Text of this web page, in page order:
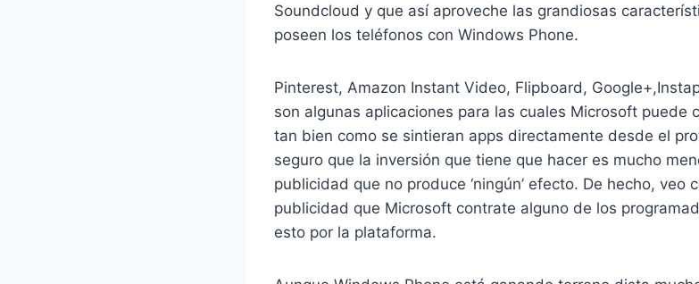
Soundcloud y que así aproveche las grandiosas
poseen los teléfonos con Windows Phone.
Pinterest, Amazon Instant Video, Flipboard,
son algunas aplicaciones para las cuales Microsoft puede
tan bien como se sintieran apps directamente desde el
seguro que la inversión que tiene que hacer es mucho
publicidad que no produce ‘ningún’ efecto. De hecho, veo
publicidad que Microsoft contrate alguno de los
esto por la plataforma.